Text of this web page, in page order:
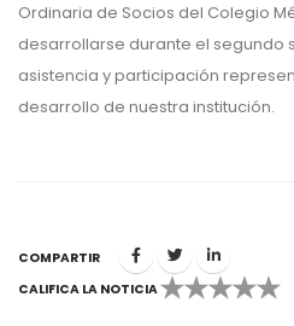
Ordinaria de Socios del Colegio
desarrollarse durante el segundo
asistencia y participación
desarrollo de nuestra institución.
COMPARTIR
CALIFICA LA NOTICIA
1 2 3 4 5